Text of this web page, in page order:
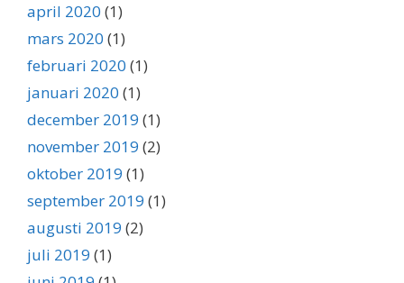
april 2020 (1)
mars 2020 (1)
februari 2020 (1)
januari 2020 (1)
december 2019 (1)
november 2019 (2)
oktober 2019 (1)
september 2019 (1)
augusti 2019 (2)
juli 2019 (1)